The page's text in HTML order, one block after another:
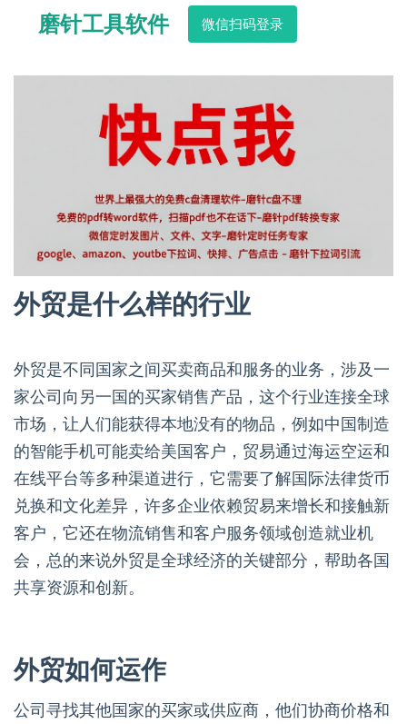
磨针工具软件 微信扫码登录
外贸是什么样的行业
外贸是不同国家之间买卖商品和服务的业务，涉及一
家公司向另一国的买家销售产品，这个行业连接全球
市场，让人们能获得本地没有的物品，例如中国制造
的智能手机可能卖给美国客户，贸易通过海运空运和
在线平台等多种渠道进行，它需要了解国际法律货币
兑换和文化差异，许多企业依赖贸易来增长和接触新
客户，它还在物流销售和客户服务领域创造就业机
会，总的来说外贸是全球经济的关键部分，帮助各国
共享资源和创新。
外贸如何运作
公司寻找其他国家的买家或供应商，他们协商价格和